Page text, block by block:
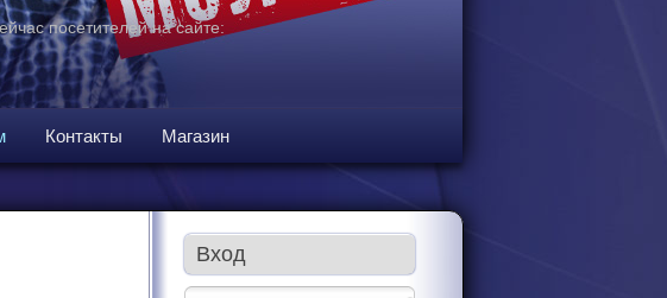
посетителей на сайте:
Контакты Магазин
Вход